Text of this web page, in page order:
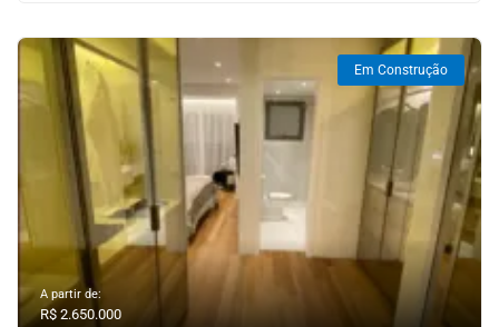
Em Construção
A partir de:
R$ 2.650.000